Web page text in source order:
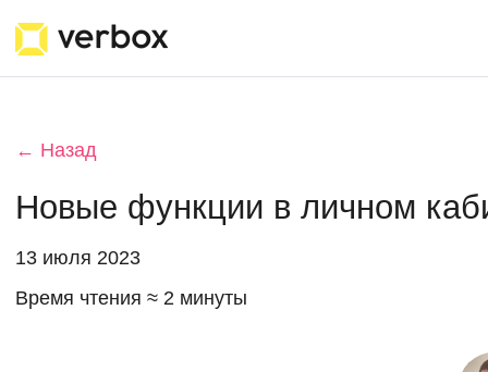
← Назад
Новые функции в личном
13 июля 2023
Время чтения ≈ 2 минуты